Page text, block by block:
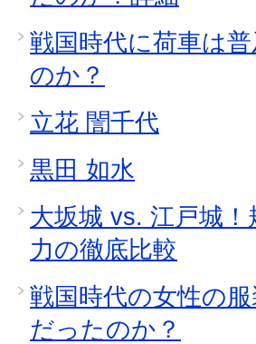
戦国時代に荷車は
のか？
立花 誾千代
黒田 如水
大坂城 vs. 江戸城！
力の徹底比較
戦国時代の女性の
だったのか？